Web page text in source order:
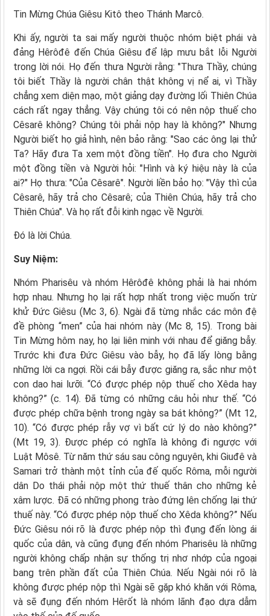
Tin Mừng Chúa Giêsu Kitô theo Thánh Marcô.
Khi ấy, người ta sai mấy người thuộc nhóm biệt phái và
đảng Hêrôđê đến Chúa Giêsu để lập mưu bắt lỗi Người
trong lời nói. Họ đến thưa Người rằng: "Thưa Thầy, chúng
tôi biết Thầy là người chân thật không vị nể ai, vì Thầy
chẳng xem diện mạo, một giảng dạy đường lối Thiên Chúa
cách rất ngay thẳng. Vậy chúng tôi có nên nộp thuế cho
Cêsarê không? Chúng tôi phải nộp hay là không?" Nhưng
Người biết họ giả hình, nên bảo rằng: "Sao các ông lại thử
Ta? Hãy đưa Ta xem một đồng tiền". Họ đưa cho Người
một đồng tiền và Người hỏi: "Hình và ký hiệu này là của
ai?" Họ thưa: "Của Cêsarê". Người liền bảo họ: "Vậy thì của
Cêsarê, hãy trả cho Cêsarê; của Thiên Chúa, hãy trả cho
Thiên Chúa". Và họ rất đỗi kinh ngạc về Người.
Ðó là lời Chúa.
Suy Niệm:
Nhóm Pharisêu và nhóm Hêrôđê không phải là hai nhóm
hợp nhau. Nhưng họ lại rất hợp nhất trong việc muốn trừ
khử Đức Giêsu (Mc 3, 6). Ngài đã từng nhắc các môn đệ
đề phòng “men” của hai nhóm này (Mc 8, 15). Trong bài
Tin Mừng hôm nay, họ lại liên minh với nhau để giăng bẫy.
Trước khi đưa Đức Giêsu vào bẫy, họ đã lấy lòng bằng
những lời ca ngợi. Rồi cái bẫy được giăng ra, sắc như một
con dao hai lưỡi. “Có được phép nộp thuế cho Xêda hay
không?” (c. 14). Đã từng có những câu hỏi như thế. “Có
được phép chữa bệnh trong ngày sa bát không?” (Mt 12,
10). “Có được phép rẫy vợ vì bất cứ lý do nào không?”
(Mt 19, 3). Được phép có nghĩa là không đi ngược với
Luật Môsê. Từ năm thứ sáu sau công nguyên, khi Giuđê và
Samari trở thành một tỉnh của đế quốc Rôma, mỗi người
dân Do thái phải nộp một thứ thuế thân cho những kẻ
xâm lược. Đã có những phong trào đứng lên chống lại thứ
thuế này. “Có được phép nộp thuế cho Xêda không?” Nếu
Đức Giêsu nói rõ là được phép nộp thì đụng đến lòng ái
quốc của dân, và cũng đụng đến nhóm Pharisêu là những
người không chấp nhận sự thống trị nhơ nhớp của ngoại
bang trên phần đất của Thiên Chúa. Nếu Ngài nói rõ là
không được phép nộp thì Ngài sẽ gặp khó khăn với Rôma,
và sẽ đụng đến nhóm Hêrốt là nhóm lãnh đạo dựa dẫm